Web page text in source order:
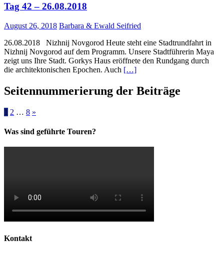
Tag 42 – 26.08.2018
August 26, 2018 Barbara & Ewald Seifried
26.08.2018 Nizhnij Novgorod Heute steht eine Stadtrundfahrt in
Nizhnij Novgorod auf dem Programm. Unsere Stadtführerin Maya
zeigt uns Ihre Stadt. Gorkys Haus eröffnete den Rundgang durch
die architektonischen Epochen. Auch […]
Seitennummerierung der Beiträge
1 2 … 8 »
Was sind geführte Touren?
Kontakt